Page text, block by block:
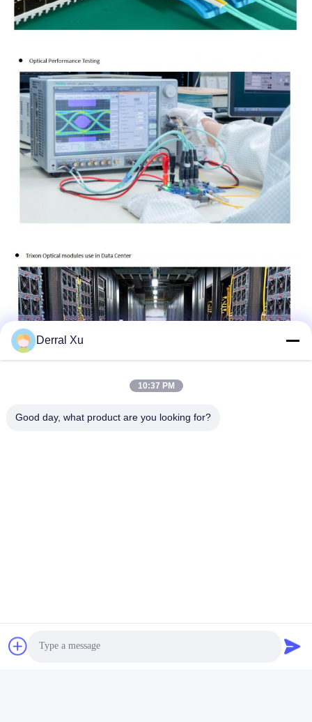
전화
Derral Xu
10:37 PM
Good day, what product are you looking for?